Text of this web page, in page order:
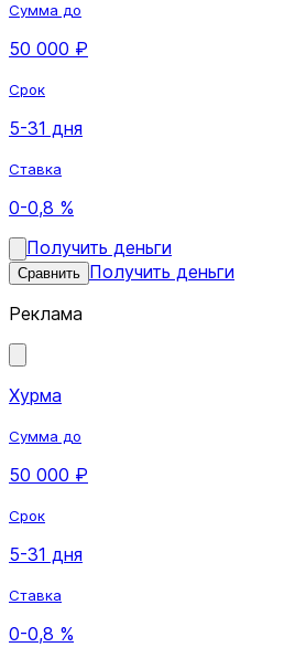
Сумма до
50 000 ₽
Срок
5-31 дня
Ставка
0-0,8 %
Получить деньги
Сравнить Получить деньги
Реклама
Хурма
Сумма до
50 000 ₽
Срок
5-31 дня
Ставка
0-0,8 %